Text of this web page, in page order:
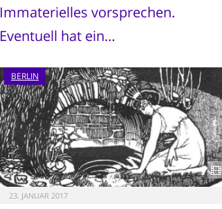
Immaterielles vorsprechen.
Eventuell hat ein…
BERLIN
23. JANUAR 2017